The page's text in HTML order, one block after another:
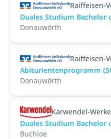
Raiffeisen-
Duales Studium Bachelor
Donauwörth
Raiffeisen-
Abiturientenprogramm
Donauwörth
Karwendel-
Duales Studium Bachelor
Buchloe